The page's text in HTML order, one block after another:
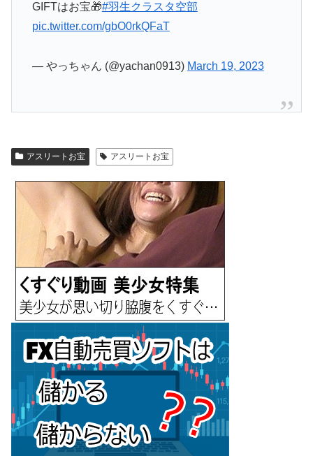
GIFTはお宝🎁#羽生クラスタ空部
pic.twitter.com/gbO0rkQFaT
— やっちゃん (@yachan0913) March 19, 2023
アスリートお宝 アスリートお宝